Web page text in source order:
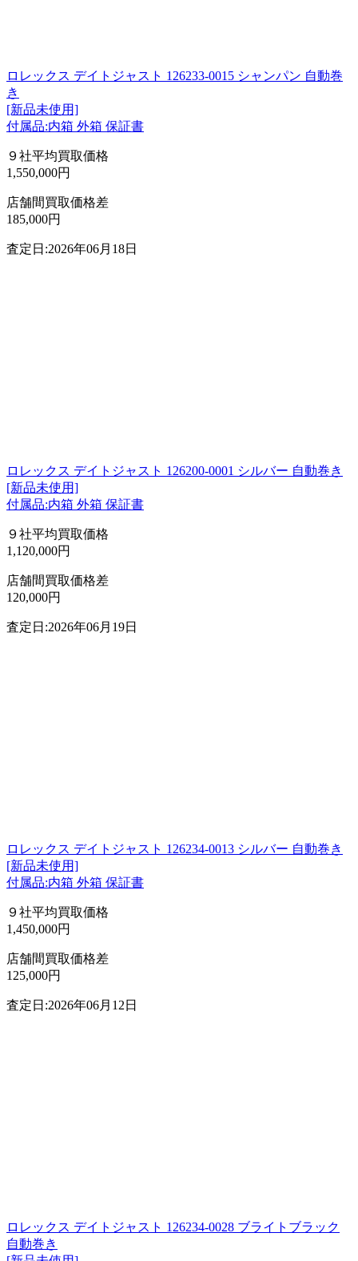
ロレックス デイトジャスト 126233-0015 シャンパン 自動巻
き
[新品未使用]
付属品:内箱 外箱 保証書
９社平均買取価格
1,550,000円
店舗間買取価格差
185,000円
査定日:2026年06月18日
ロレックス デイトジャスト 126200-0001 シルバー 自動巻き
[新品未使用]
付属品:内箱 外箱 保証書
９社平均買取価格
1,120,000円
店舗間買取価格差
120,000円
査定日:2026年06月19日
ロレックス デイトジャスト 126234-0013 シルバー 自動巻き
[新品未使用]
付属品:内箱 外箱 保証書
９社平均買取価格
1,450,000円
店舗間買取価格差
125,000円
査定日:2026年06月12日
ロレックス デイトジャスト 126234-0028 ブライトブラック
自動巻き